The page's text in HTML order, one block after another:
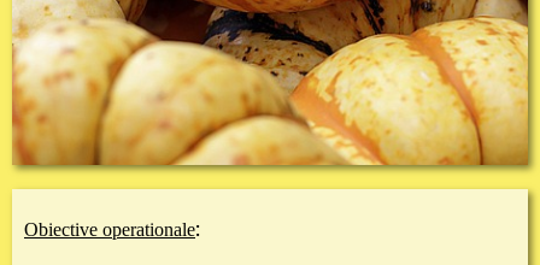
Obiective operationale: